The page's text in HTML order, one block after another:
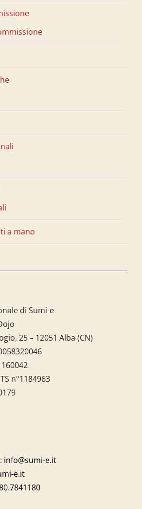
a mano
di Sumi-e
25 – 12051 Alba (CN)
n°1184963
info@sumi-e.it
e.it